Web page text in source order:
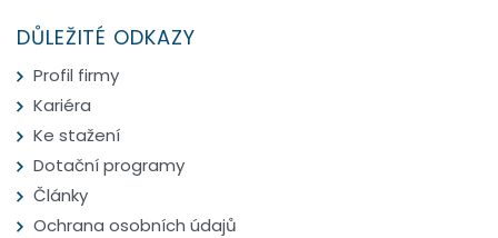
DŮLEŽITÉ ODKAZY
Profil firmy
Kariéra
Ke stažení
Dotační programy
Články
Ochrana osobních údajů